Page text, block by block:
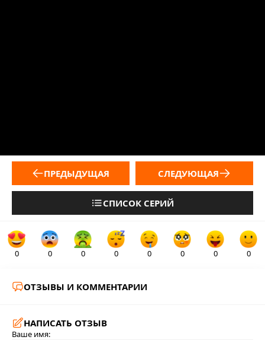
ПРЕДЫДУЩАЯ
СПИСОК СЕРИЙ
СЛЕДУЮЩАЯ
0 0 0 0 0 0 0 0
ОТЗЫВЫ И КОММЕНТАРИИ
НАПИСАТЬ ОТЗЫВ
Ваше имя: